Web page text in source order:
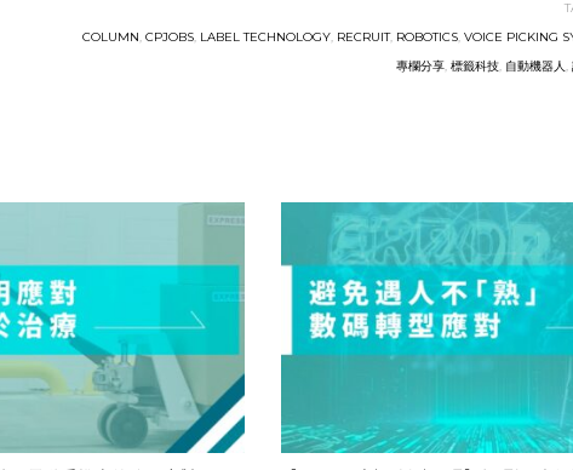
COLUMN, CPJOBS, LABEL TECHNOLOGY, RECRUIT, ROBOTICS, VOICE PICKING
專欄分享, 標籤科技, 自動機器人,